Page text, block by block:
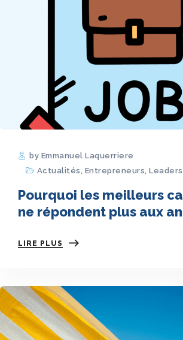
by Emmanuel Laquerriere
Actualités, Entrepreneurs,
Pourquoi les meilleurs
ne répondent plus aux
LIRE PLUS